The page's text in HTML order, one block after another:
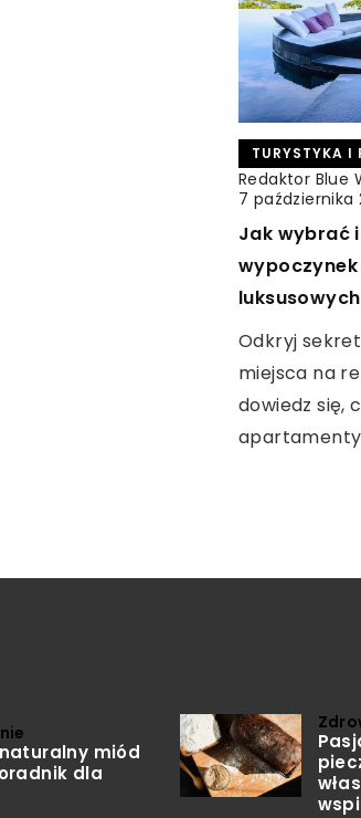
INNE
Redaktor Blue
Jak
sklepie
Shopify
zwiększenie
dzięki
TURYSTYKA I
Redaktor Blue
7 października
Jak wybrać
Odkryj
miejsca na
dowiedz się,
ZDROWE
Redaktor Blue
Jak wybrać
diety do
mięśniowej?
suplement
Twoje
wymarzonej
miód
dla